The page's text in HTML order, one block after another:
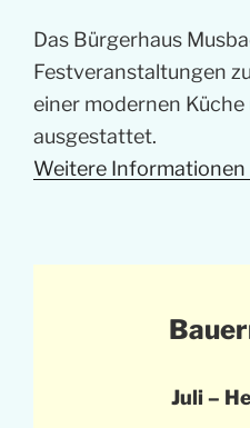
Das Bürgerhaus
Festveranstaltungen
einer modernen Küche
ausgestattet.
Weitere
Juli –